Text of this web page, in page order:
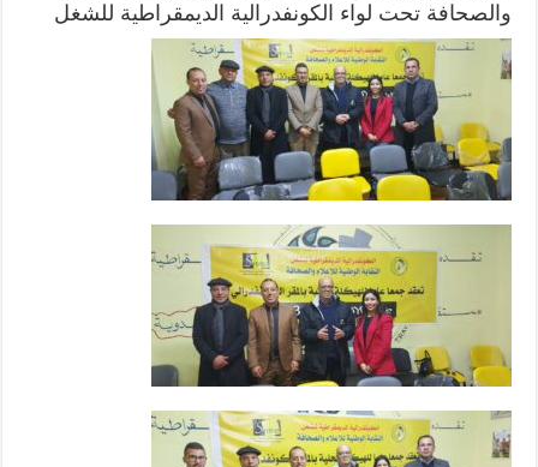
والصحافة تحت لواء الكونفدرالية الديمقراطية للشغل